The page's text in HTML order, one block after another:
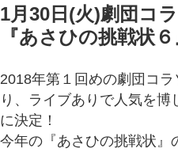
1月30日(火)劇団コ
『あさひの挑戦状６
2018年第１回めの劇団コ
り、ライブありで人気を博
に決定！
今年の『あさひの挑戦状』